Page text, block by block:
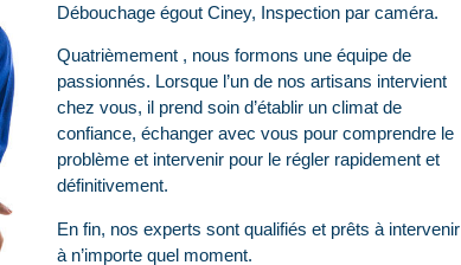
Débouchage égout Ciney, Inspection par caméra.
Quatrièmement , nous formons une équipe de
passionnés. Lorsque l’un de nos artisans intervient
chez vous, il prend soin d’établir un climat de
confiance, échanger avec vous pour comprendre le
problème et intervenir pour le régler rapidement et
définitivement.
En fin, nos experts sont qualifiés et prêts à intervenir
à n’importe quel moment.